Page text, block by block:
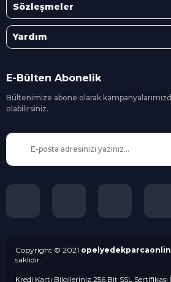
Sözleşmeler
Yardım
E-Bülten Abonelik
Bültenimize abone olarak
olabilirsiniz.
Copyright © 2021
saklıdır.
Kredi Kartı Bilgileriniz 256 Bit SSL